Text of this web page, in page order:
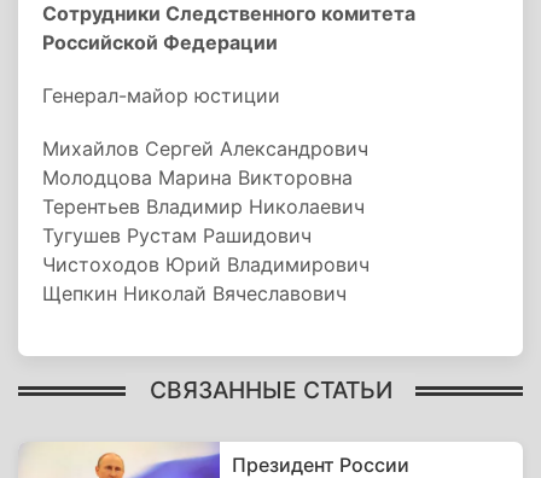
Сотрудники Следственного комитета
Российской Федерации
Генерал-майор юстиции
Михайлов Сергей Александрович
Молодцова Марина Викторовна
Терентьев Владимир Николаевич
Тугушев Рустам Рашидович
Чистоходов Юрий Владимирович
Щепкин Николай Вячеславович
СВЯЗАННЫЕ СТАТЬИ
Президент России